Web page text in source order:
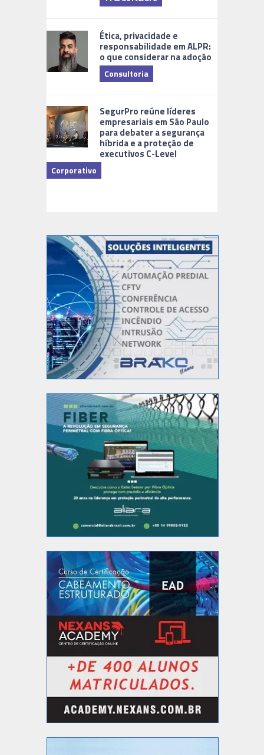
Ética, privacidade e
responsabilidade em ALPR:
o que considerar na adoção
Consultoria
SegurPro reúne líderes
empresariais em São Paulo
para debater a segurança
híbrida e a proteção de
executivos C-Level
Corporativo